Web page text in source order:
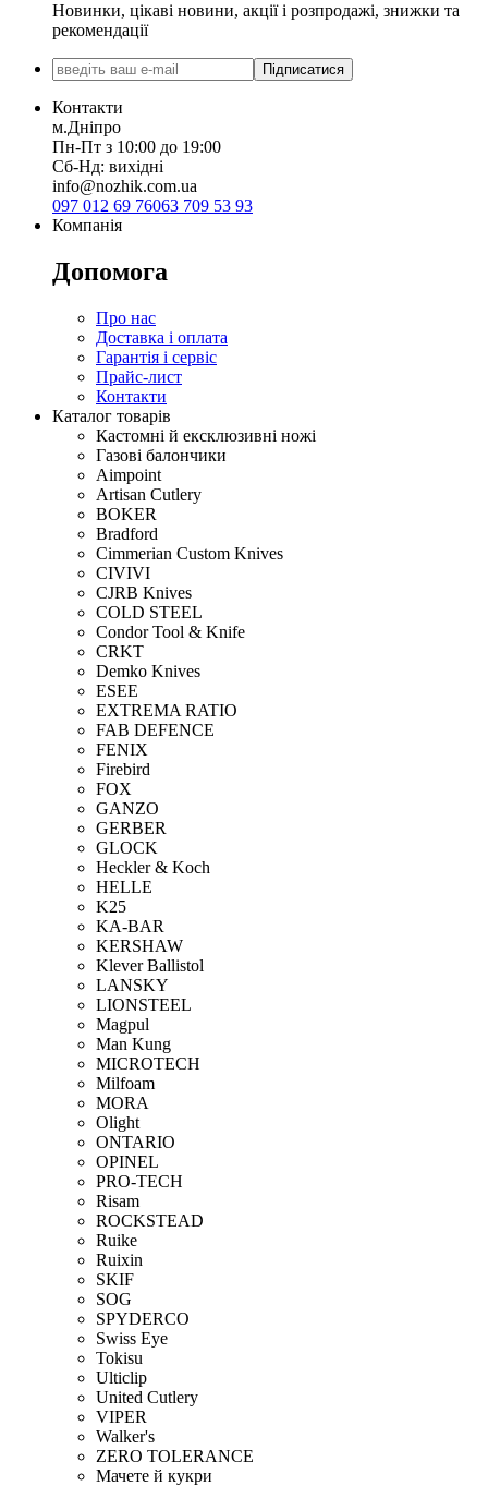
Новинки, цікаві новини, акції і розпродажі, знижки та
рекомендації
Підписатися
Контакти
м.Дніпро
Пн-Пт з 10:00 до 19:00
Сб-Нд: вихідні
info@nozhik.com.ua
097 012 69 76063 709 53 93
Компанія
Допомога
Про нас
Доставка і оплата
Гарантія і сервіс
Прайс-лист
Контакти
Каталог товарів
Кастомні й ексклюзивні ножі
Газові балончики
Aimpoint
Artisan Cutlery
BOKER
Bradford
Cimmerian Custom Knives
CIVIVI
CJRB Knives
COLD STEEL
Condor Tool & Knife
CRKT
Demko Knives
ESEE
EXTREMA RATIO
FAB DEFENCE
FENIX
Firebird
FOX
GANZO
GERBER
GLOCK
Heckler & Koch
HELLE
K25
KA-BAR
KERSHAW
Klever Ballistol
LANSKY
LIONSTEEL
Magpul
Man Kung
MICROTECH
Milfoam
MORA
Olight
ONTARIO
OPINEL
PRO-TECH
Risam
ROCKSTEAD
Ruike
Ruixin
SKIF
SOG
SPYDERCO
Swiss Eye
Tokisu
Ulticlip
United Cutlery
VIPER
Walker's
ZERO TOLERANCE
Мачете й кукри